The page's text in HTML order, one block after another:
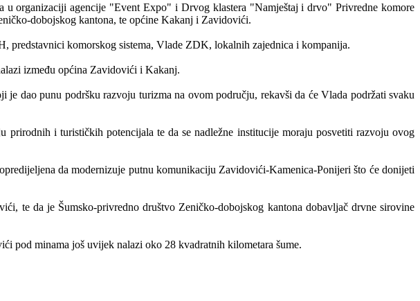
organizaciji agencije "Event Expo" i Drvog klastera "Namještaj i drvo" Privredne komore
dobojskog kantona, te općine Kakanj i Zavidovići.
predstavnici komorskog sistema, Vlade ZDK, lokalnih zajednica i kompanija.
između općina Zavidovići i Kakanj.
dao punu podršku razvoju turizma na ovom području, rekavši da će Vlada podržati svaku
prirodnih i turističkih potencijala te da se nadležne institucije moraju posvetiti razvoju ovog
da modernizuje putnu komunikaciju Zavidovići-Kamenica-Ponijeri što će donijeti
te da je Šumsko-privredno društvo Zeničko-dobojskog kantona dobavljač drvne sirovine
pod minama još uvijek nalazi oko 28 kvadratnih kilometara šume.